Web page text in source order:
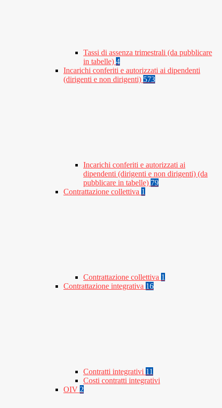
Tassi di assenza trimestrali (da pubblicare
in tabelle) 4
Incarichi conferiti e autorizzati ai dipendenti
(dirigenti e non dirigenti) 573
Incarichi conferiti e autorizzati ai
dipendenti (dirigenti e non dirigenti) (da
pubblicare in tabelle) 79
Contrattazione collettiva 1
Contrattazione collettiva 1
Contrattazione integrativa 16
Contratti integrativi 11
Costi contratti integrativi
OIV 2